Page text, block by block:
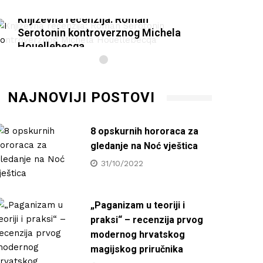
Književna recenzija: Roman
Serotonin kontroverznog Michela
Houellebecqa
NAJNOVIJI POSTOVI
8 opskurnih hororaca za
gledanje na Noć vještica
31/10/2022
„Paganizam u teoriji i
praksi“ – recenzija prvog
modernog hrvatskog
magijskog priručnika